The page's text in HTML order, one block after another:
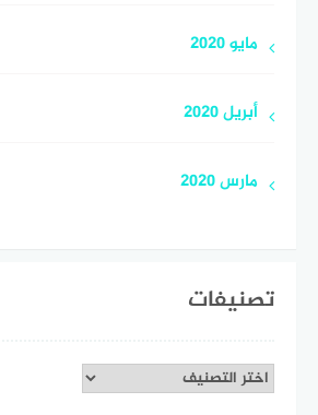
مايو 2020
أبريل 2020
مارس 2020
تصنيفات
تصنيفات